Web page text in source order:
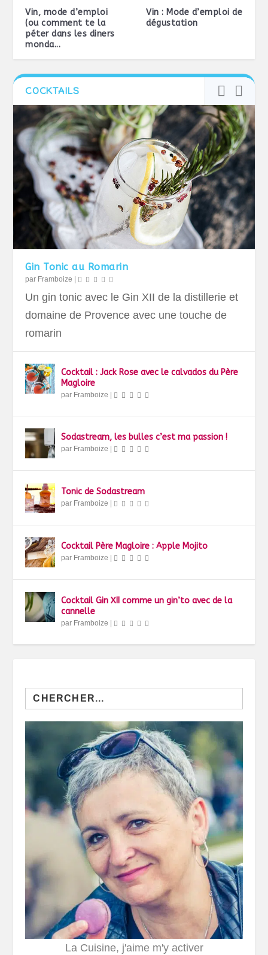
Vin, mode d’emploi
(ou comment te la
péter dans les diners
monda...
Vin : Mode d’emploi de
dégustation
COCKTAILS
Gin Tonic au Romarin
par Framboize
Un gin tonic avec le Gin XII de la distillerie et
domaine de Provence avec une touche de
romarin
Cocktail : Jack Rose avec le calvados du Père
Magloire
par Framboize
Sodastream, les bulles c’est ma passion !
par Framboize
Tonic de Sodastream
par Framboize
Cocktail Père Magloire : Apple Mojito
par Framboize
Cocktail Gin XII comme un gin’to avec de la
cannelle
par Framboize
Search
for:
La Cuisine, j'aime m'y activer